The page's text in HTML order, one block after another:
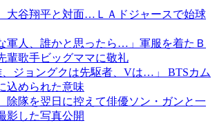
大谷翔平と対面…ＬＡドジャースで始球
軍人、誰かと思ったら…」軍服を着たＢ
輩歌手ビッグママに敬礼
、ジョングクは先駆者、Vは…」 BTSカム
込められた意味
除隊を翌日に控えて俳優ソン・ガンと一
影した写真公開